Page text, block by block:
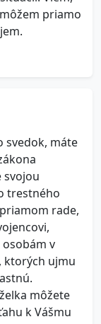
priamo
svedok, máte
svojou
trestného
rade,
v
ktorých ujmu
môžete
k Vášmu